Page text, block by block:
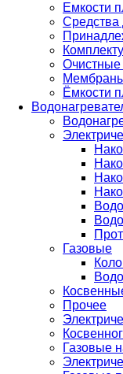
Емкости
Средства
Очистные
Ёмкости
Газовые
Прочее
Газовые